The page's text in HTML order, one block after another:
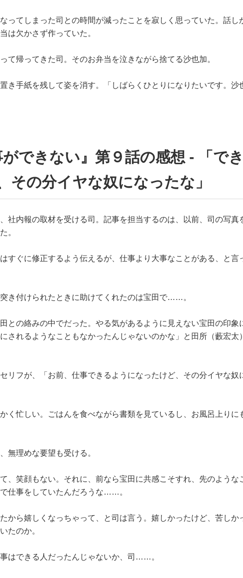
ってしまった司との時間が減ったことを寂しく思っていた。話し
は欠かさず作っていた。
て帰ってきた司。そのお弁当を泣きながら捨てる沙也加。
き手紙を残して姿を消す。「しばらくひとりになりたいです。沙
できない』第９話の感想 - 「で
その分イヤな奴になったな」
社内報の取材を受ける司。記事を担当するのは、以前、司の写真
。
すぐに修正するよう伝えるが、仕事より大事なことがある、と言
き付けられたときに助けてくれたのは宝田で……。
との絡みの中でだった。やる気があるように見えない宝田の印象
されるようなこともなかったんじゃないのかな」と田所（藪宏太
リフが、「お前、仕事できるようになったけど、その分イヤな奴
く忙しい。ごはんを食べながら書類を見ているし、お風呂上りに
無理めな要望も受ける。
、笑顔もない。それに、前なら宝田に共感こそすれ、先のような
仕事をしていたんだろうな……。
から嬉しくなっちゃって、と司は言う。嬉しかったけど、苦しか
たのか。
はできる人だったんじゃないか、司……。